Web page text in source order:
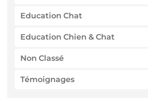
Education Chat
Education Chien & Chat
Non Classé
Témoignages